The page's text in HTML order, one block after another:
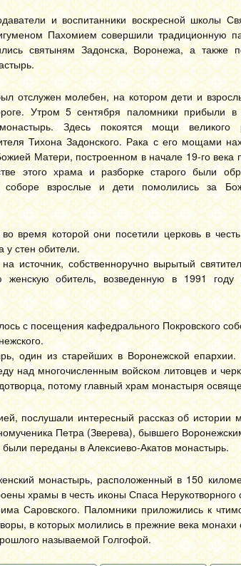
и воспитанники воскресной школы
Пахомием совершили традиционную
святыням Задонска, Воронежа, а также
отслужен молебен, на котором дети и
Утром 5 сентября паломники прибыли в
Здесь покоятся мощи великого
Тихона Задонского. Рака с его мощами
Матери, построенном в начале 19-го века
этого храма и разборке старого были
взрослые и дети помолились за
время которой они посетили церковь в
у стен обители.
источник, собственноручно вырытый
женскую обитель, возведенную в 1991
с посещения кафедрального Покровского
один из старейших в Воронежской
над многочисленным войском литовцев и
потому главный храм монастыря
послушали интересный рассказ об истории
Петра (Зверева), бывшего
переданы в Алексиево-Акатов монастырь.
монастырь, расположенный в 150
храмы в честь иконы Спаса
Саровского. Паломники приложились к
в которых молились в прежние века монахи
называемой Голгофой.